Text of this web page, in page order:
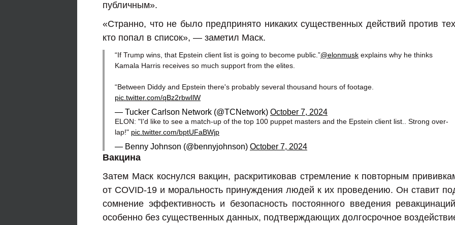
публичным».
«Странно, что не было предпринято никаких существенных действий против
кто попал в список», — заметил Маск.
“If Trump wins, that Epstein client list is going to become public.”@elonmusk explains why he thinks
Kamala Harris receives so much support from the elites.
“Between Diddy and Epstein there's probably several thousand hours of footage.
pic.twitter.com/qBz2rbwIlW
— Tucker Carlson Network (@TCNetwork) October 7, 2024
ELON: "I'd like to see a match-up of the top 100 puppet masters and the Epstein client list.. Strong over-
lap!" pic.twitter.com/bptUFaBWjp
— Benny Johnson (@bennyjohnson) October 7, 2024
Вакцина
Затем Маск коснулся вакцин, раскритиковав стремление к повторным
от COVID-19 и моральность принуждения людей к их проведению. Он ставит
сомнение эффективность и безопасность постоянного введения
особенно без существенных данных, подтверждающих долгосрочное